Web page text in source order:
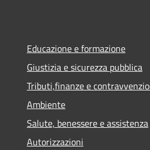
Educazione e formazione
Giustizia e sicurezza pubblica
Tributi,finanze e
Ambiente
Salute, benessere e assistenza
Autorizzazioni